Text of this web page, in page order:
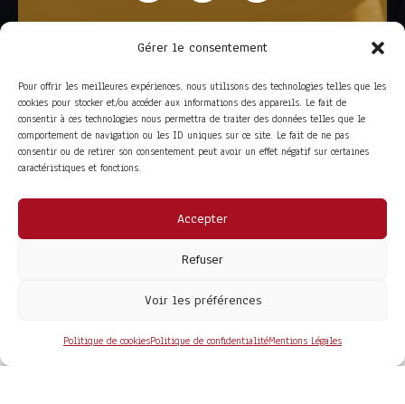
Gérer le consentement
Pour offrir les meilleures expériences, nous utilisons des technologies telles que les
cookies pour stocker et/ou accéder aux informations des appareils. Le fait de
consentir à ces technologies nous permettra de traiter des données telles que le
comportement de navigation ou les ID uniques sur ce site. Le fait de ne pas
consentir ou de retirer son consentement peut avoir un effet négatif sur certaines
caractéristiques et fonctions.
Accepter
Refuser
Voir les préférences
Politique de cookiesPolitique de confidentialitéMentions Légales
Adhérer
Conditions Générales de Vente
Mentions Légales